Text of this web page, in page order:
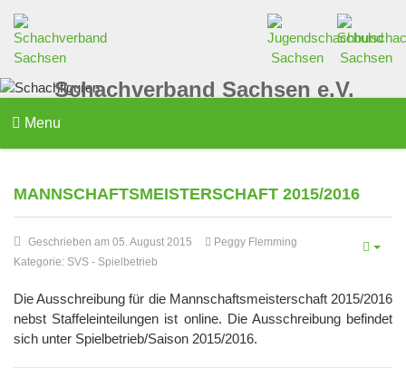
Schachverband Sachsen e.V.
Menu
MANNSCHAFTSMEISTERSCHAFT 2015/2016
Geschrieben am 05. August 2015
Peggy Flemming
Kategorie: SVS - Spielbetrieb
Die Ausschreibung für die Mannschaftsmeisterschaft 2015/2016
nebst Staffeleinteilungen ist online. Die Ausschreibung befindet
sich unter Spielbetrieb/Saison 2015/2016.